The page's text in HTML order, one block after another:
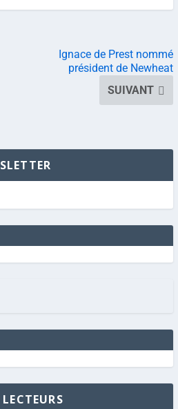
Ignace de Prest nommé
président de Newheat
SUIVANT